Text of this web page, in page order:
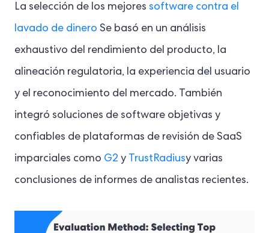
La selección de los mejores software contra el
lavado de dinero Se basó en un análisis
exhaustivo del rendimiento del producto, la
alineación regulatoria, la experiencia del usuario
y el reconocimiento del mercado. También
integró soluciones de software objetivas y
confiables de plataformas de revisión de SaaS
imparciales como G2 y TrustRadiusy varias
conclusiones de informes de analistas recientes.